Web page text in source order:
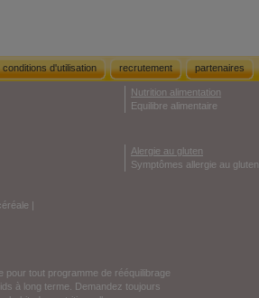
conditions d'utilisation recrutement partenaires
Nutrition alimentation
Equilibre alimentaire
Alergie au gluten
Symptômes allergie au gluten
|
tout programme de rééquilibrage
à long terme. Demandez toujours